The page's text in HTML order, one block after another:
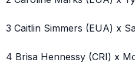
3 Caitlin Simmers (EUA) x
4 Brisa Hennessy (CRI) x